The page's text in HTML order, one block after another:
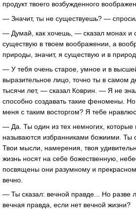
продукт твоего возбужденного
— Значит, ты не существуешь? —
— Думай, как хочешь, — сказал монах и
существую в твоем воображении, а
природы, значит, я существую и в
— У тебя очень старое, умное и в
выразительное лицо, точно ты в самом
тысячи лет, — сказал Коврин. — Я не
способно создавать такие феномены.
меня с таким восторгом? Я тебе
— Да. Ты один из тех немногих, которые
называются избранниками божиими. Ты
Твои мысли, намерения, твоя
жизнь носят на себе божественную,
посвящены они разумному и
вечно.
— Ты сказал: вечной правде... Но разве
вечная правда, если нет вечной жизни?